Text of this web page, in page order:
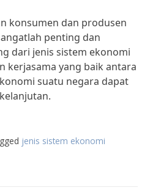
konsumen dan produsen
penting dan
dari jenis sistem ekonomi
kerjasama yang baik antara
suatu negara dapat
jenis sistem ekonomi